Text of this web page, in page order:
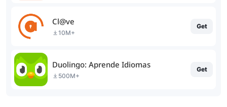
Cl@ve
10M+
Get
Duolingo: Aprende Idiomas
500M+
Get